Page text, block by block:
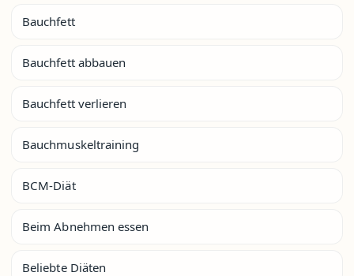
Bauchfett
Bauchfett abbauen
Bauchfett verlieren
Bauchmuskeltraining
BCM-Diät
Beim Abnehmen essen
Beliebte Diäten